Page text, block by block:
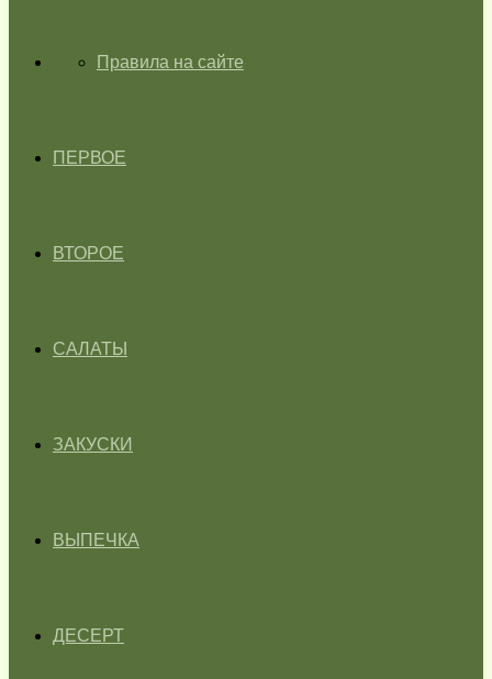
ГЛАВНАЯПравила на сайте
ПЕРВОЕ
ВТОРОЕ
САЛАТЫ
ЗАКУСКИ
ВЫПЕЧКА
ДЕСЕРТ